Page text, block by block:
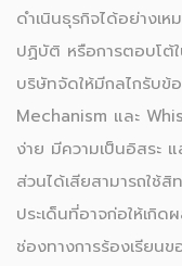
ดำเนินธุรกิจได้อย่างเห
ปฏิบัติ หรือการตอบโต้
บริษัทจัดให้มีกลไกรับข้
Mechanism และ
ง่าย มีความเป็นอิสระ
ส่วนได้เสียสามารถใช้
ประเด็นที่อาจก่อให้เกิ
ช่องทางการร้องเรียน